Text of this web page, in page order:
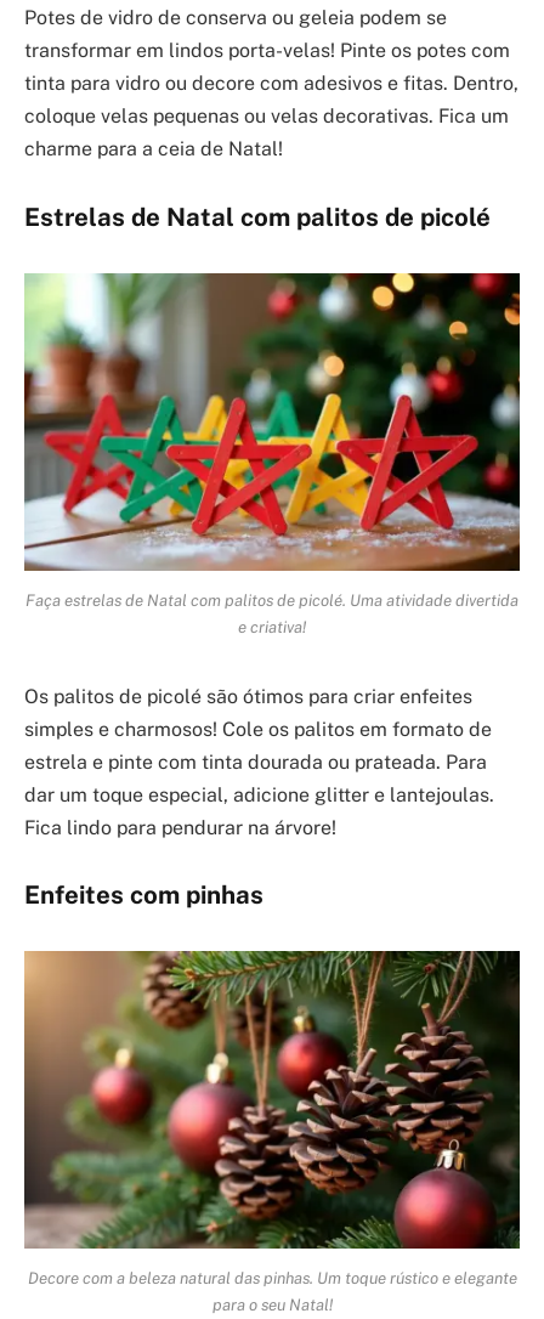
Potes de vidro de conserva ou geleia podem se
transformar em lindos porta-velas! Pinte os potes com
tinta para vidro ou decore com adesivos e fitas. Dentro,
coloque velas pequenas ou velas decorativas. Fica um
charme para a ceia de Natal!
Estrelas de Natal com palitos de picolé
Faça estrelas de Natal com palitos de picolé. Uma atividade divertida
e criativa!
Os palitos de picolé são ótimos para criar enfeites
simples e charmosos! Cole os palitos em formato de
estrela e pinte com tinta dourada ou prateada. Para
dar um toque especial, adicione glitter e lantejoulas.
Fica lindo para pendurar na árvore!
Enfeites com pinhas
Decore com a beleza natural das pinhas. Um toque rústico e elegante
para o seu Natal!